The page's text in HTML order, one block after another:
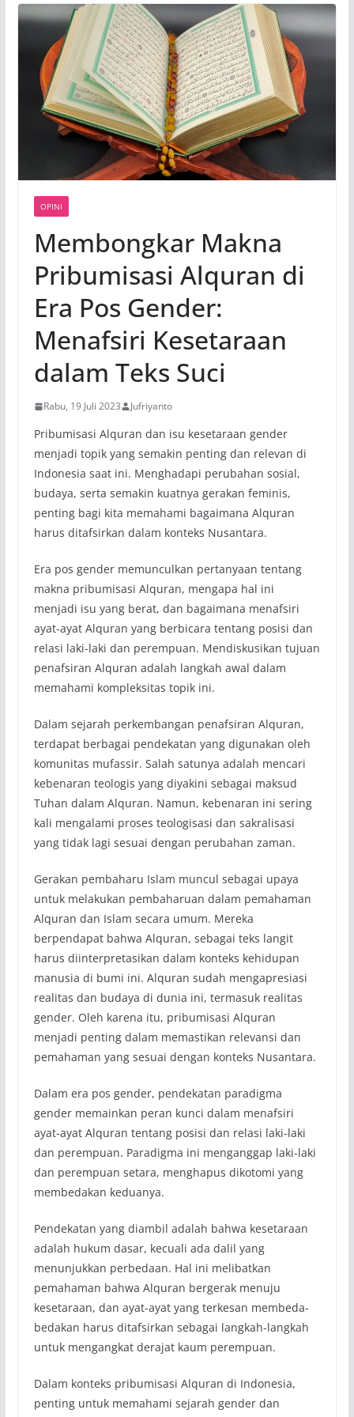
OPINI
Membongkar Makna
Pribumisasi Alquran di
Era Pos Gender:
Menafsiri Kesetaraan
dalam Teks Suci
Rabu, 19 Juli 2023 Jufriyanto
Pribumisasi Alquran dan isu kesetaraan gender
menjadi topik yang semakin penting dan relevan di
Indonesia saat ini. Menghadapi perubahan sosial,
budaya, serta semakin kuatnya gerakan feminis,
penting bagi kita memahami bagaimana Alquran
harus ditafsirkan dalam konteks Nusantara.
Era pos gender memunculkan pertanyaan tentang
makna pribumisasi Alquran, mengapa hal ini
menjadi isu yang berat, dan bagaimana menafsiri
ayat-ayat Alquran yang berbicara tentang posisi dan
relasi laki-laki dan perempuan. Mendiskusikan tujuan
penafsiran Alquran adalah langkah awal dalam
memahami kompleksitas topik ini.
Dalam sejarah perkembangan penafsiran Alquran,
terdapat berbagai pendekatan yang digunakan oleh
komunitas mufassir. Salah satunya adalah mencari
kebenaran teologis yang diyakini sebagai maksud
Tuhan dalam Alquran. Namun, kebenaran ini sering
kali mengalami proses teologisasi dan sakralisasi
yang tidak lagi sesuai dengan perubahan zaman.
Gerakan pembaharu Islam muncul sebagai upaya
untuk melakukan pembaharuan dalam pemahaman
Alquran dan Islam secara umum. Mereka
berpendapat bahwa Alquran, sebagai teks langit
harus diinterpretasikan dalam konteks kehidupan
manusia di bumi ini. Alquran sudah mengapresiasi
realitas dan budaya di dunia ini, termasuk realitas
gender. Oleh karena itu, pribumisasi Alquran
menjadi penting dalam memastikan relevansi dan
pemahaman yang sesuai dengan konteks Nusantara.
Dalam era pos gender, pendekatan paradigma
gender memainkan peran kunci dalam menafsiri
ayat-ayat Alquran tentang posisi dan relasi laki-laki
dan perempuan. Paradigma ini menganggap laki-laki
dan perempuan setara, menghapus dikotomi yang
membedakan keduanya.
Pendekatan yang diambil adalah bahwa kesetaraan
adalah hukum dasar, kecuali ada dalil yang
menunjukkan perbedaan. Hal ini melibatkan
pemahaman bahwa Alquran bergerak menuju
kesetaraan, dan ayat-ayat yang terkesan membeda-
bedakan harus ditafsirkan sebagai langkah-langkah
untuk mengangkat derajat kaum perempuan.
Dalam konteks pribumisasi Alquran di Indonesia,
penting untuk memahami sejarah gender dan